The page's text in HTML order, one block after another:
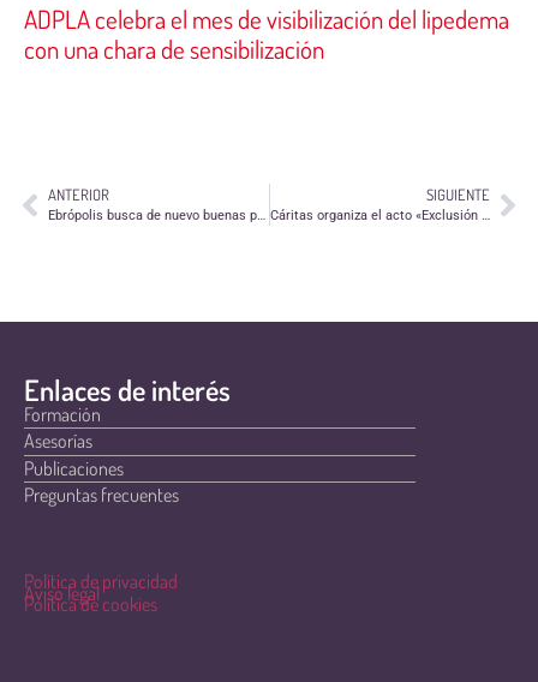
ADPLA celebra el mes de visibilización del lipedema
con una chara de sensibilización
ANTERIOR
Ebrópolis busca de nuevo buenas prácticas de los zaragozanos
SIGUIENTE
Cáritas organiza el acto «Exclusión residencial: una realidad con muchos rostros»
Enlaces de interés
Formación
Asesorías
Publicaciones
Preguntas frecuentes
Política de privacidad
Aviso legal
Política de cookies